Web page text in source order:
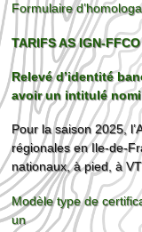
Formulaire
TARIFS AS IGN-FFCO
Relevé d’identité
avoir un intitulé
Pour la saison 2025,
régionales en Ile-de-
nationaux, à pied, à
Modèle type de
un